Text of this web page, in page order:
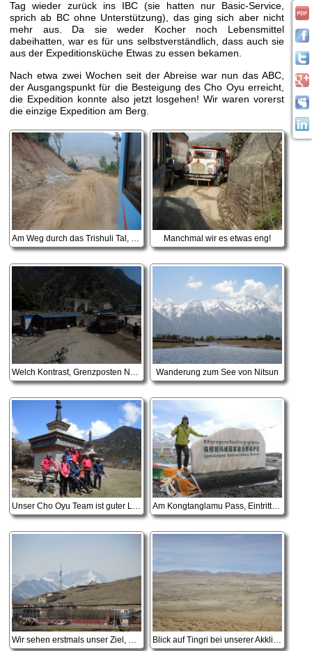
Tag wieder zurück ins IBC (sie hatten nur Basic-Service,
sprich ab BC ohne Unterstützung), das ging sich aber nicht
mehr aus. Da sie weder Kocher noch Lebensmittel
dabeihatten, war es für uns selbstverständlich, dass auch sie
aus der Expeditionsküche Etwas zu essen bekamen.
Nach etwa zwei Wochen seit der Abreise war nun das ABC,
der Ausgangspunkt für die Besteigung des Cho Oyu erreicht,
die Expedition konnte also jetzt losgehen! Wir waren vorerst
die einzige Expedition am Berg.
Manchmal wir es etwas eng!
Wanderung zum See von Nitsun
Am Kongtanglamu Pass, Eintritt in das Qomolangma Natur Reservat